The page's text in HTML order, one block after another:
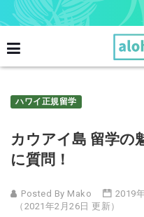
ハワイ正規留学
カウアイ島 留学の
に質問！
Posted By Mako
2019
（2021年2月26日 更新）